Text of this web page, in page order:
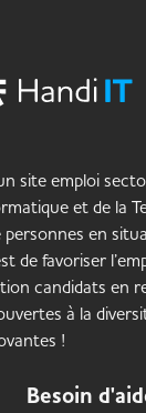
site emploi
et de la
en
de favoriser
candidats en
à la
!
Besoin